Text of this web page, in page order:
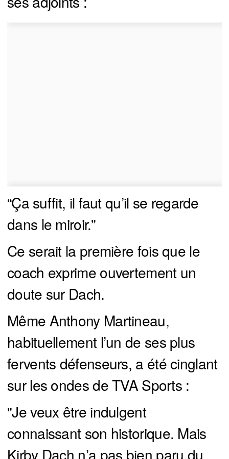
“Ça suffit, il faut qu’il se regarde
dans le miroir.”
Ce serait la première fois que le
coach exprime ouvertement un
doute sur Dach.
Même Anthony Martineau,
habituellement l’un de ses plus
fervents défenseurs, a été cinglant
sur les ondes de TVA Sports :
"Je veux être indulgent
connaissant son historique. Mais
Kirby Dach n’a pas bien paru du